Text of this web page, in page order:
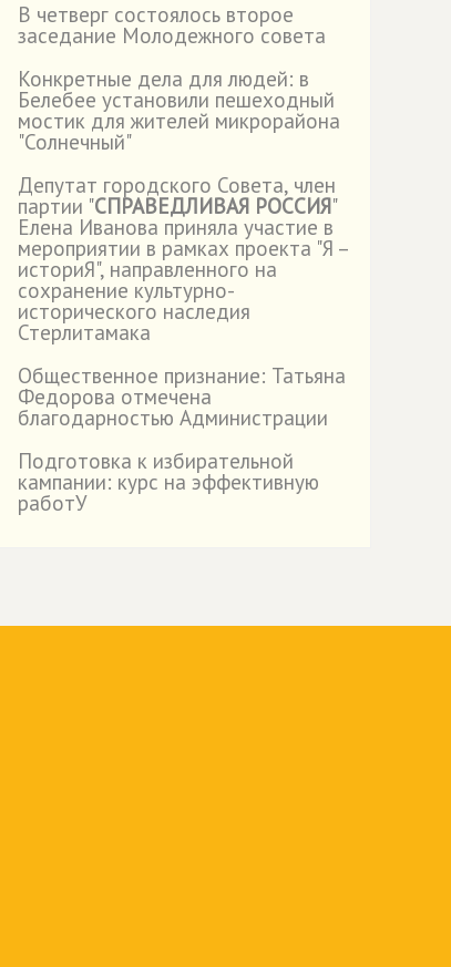
В четверг состоялось второе
заседание Молодежного совета
Конкретные дела для людей: в
Белебее установили пешеходный
мостик для жителей микрорайона
"Солнечный"
Депутат городского Совета, член
партии "СПРАВЕДЛИВАЯ РОССИЯ"
Елена Иванова приняла участие в
мероприятии в рамках проекта "Я –
историЯ", направленного на
сохранение культурно-
исторического наследия
Стерлитамака
Общественное признание: Татьяна
Федорова отмечена
благодарностью Администрации
Подготовка к избирательной
кампании: курс на эффективную
работУ